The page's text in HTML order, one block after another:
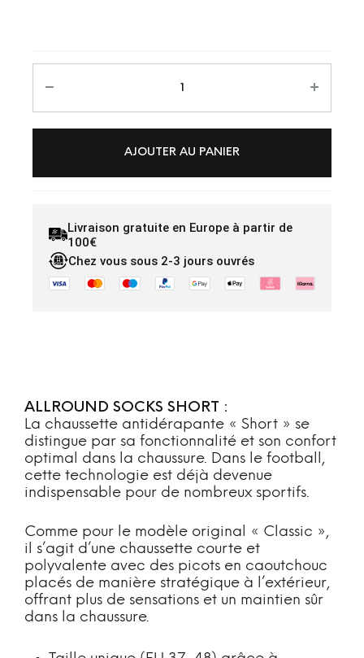
AJOUTER AU PANIER
Livraison gratuite en Europe à partir de
100€
Chez vous sous 2-3 jours ouvrés
ALLROUND SOCKS SHORT :
La chaussette antidérapante « Short » se
distingue par sa fonctionnalité et son confort
optimal dans la chaussure. Dans le football,
cette technologie est déjà devenue
indispensable pour de nombreux sportifs.
Comme pour le modèle original « Classic »,
il s’agit d’une chaussette courte et
polyvalente avec des picots en caoutchouc
placés de manière stratégique à l’extérieur,
offrant plus de sensations et un maintien sûr
dans la chaussure.